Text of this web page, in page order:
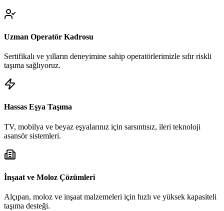
Uzman Operatör Kadrosu
Sertifikalı ve yılların deneyimine sahip operatörlerimizle sıfır riskli
taşıma sağlıyoruz.
Hassas Eşya Taşıma
TV, mobilya ve beyaz eşyalarınız için sarsıntısız, ileri teknoloji
asansör sistemleri.
İnşaat ve Moloz Çözümleri
Alçıpan, moloz ve inşaat malzemeleri için hızlı ve yüksek kapasiteli
taşıma desteği.